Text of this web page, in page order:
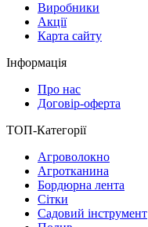
Виробники
Акції
Карта сайту
Інформація
Про нас
Договір-оферта
ТОП-Категорії
Агроволокно
Агротканина
Бордюрна лента
Сітки
Садовий інструмент